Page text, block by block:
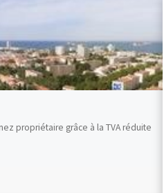
propriétaire grâce à la TVA réduite